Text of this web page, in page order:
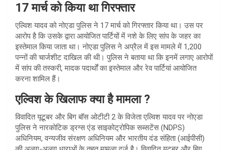
17 मार्च को किया था गिरफ्तार
एल्विश यादव को नोएडा पुलिस ने 17 मार्च को गिरफ्तार किया था। उस पर
आरोप है कि उसके द्वारा आयोजित पार्टियों में नशे के लिए सांप के जहर का
इस्तेमाल किया जाता था। नोएडा पुलिस ने अप्रैल में इस मामले में 1,200
पन्नों की चार्जशीट दाखिल की थी। पुलिस ने बताया था कि इनमें लगाए आरोपों
में सांप की तस्करी, मादक पदार्थों का इस्तेमाल और रेव पार्टियां आयोजित
करना शामिल हैं।
एल्विश के खिलाफ क्या हैमामला?
विवादित यूटूबर और बिग बॉस ओटीटी 2 के विजेता एल्विश यादव पर नोएडा
पुलिस ने नारकोटिक ड्रग्स एंड साइकोट्रोपिक सब्सटेंस (NDPS)
अधिनियम, वन्यजीव संरक्षण अधिनियम और भारतीय दंड संहिता (आईपीसी)